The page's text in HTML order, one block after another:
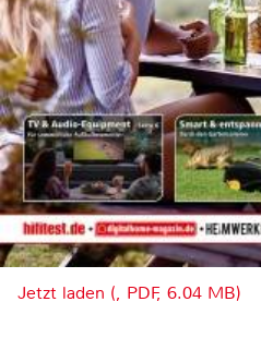
Jetzt laden (, PDF, 6.04 MB)